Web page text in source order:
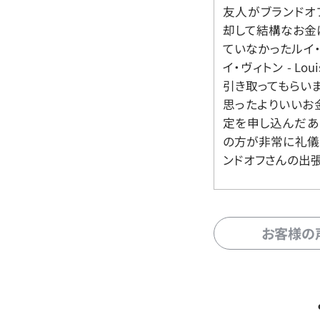
友人がブランド
却して結構なお金
ていなかったルイ
イ・ヴィトン -
引き取ってもらい
思ったよりいいお
定を申し込んだ
の方が非常に礼儀
ンドオフさんの出
お客様